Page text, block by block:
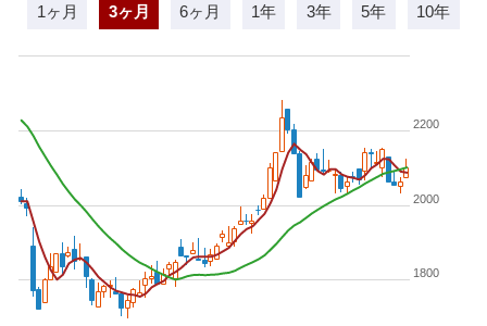
1ヶ月 3ヶ月 6ヶ月 1年 3年 5年 10年
1800
2000
2200